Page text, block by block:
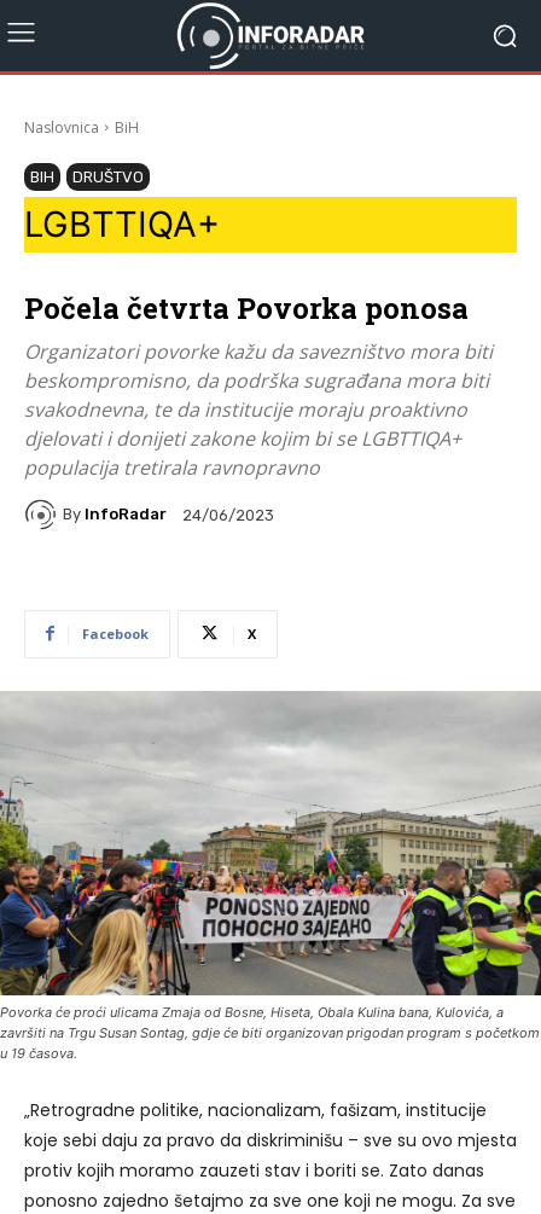
Naslovnica BiH
BIH DRUŠTVO
LGBTTIQA+
Počela četvrta Povorka ponosa
Organizatori povorke kažu da savezništvo mora biti
beskompromisno, da podrška sugrađana mora biti
svakodnevna, te da institucije moraju proaktivno
djelovati i donijeti zakone kojim bi se LGBTTIQA+
populacija tretirala ravnopravno
By InfoRadar 24/06/2023
Facebook X
Povorka će proći ulicama Zmaja od Bosne, Hiseta, Obala Kulina bana, Kulovića, a
završiti na Trgu Susan Sontag, gdje će biti organizovan prigodan program s početkom
u 19 časova.
„Retrogradne politike, nacionalizam, fašizam, institucije
koje sebi daju za pravo da diskriminišu – sve su ovo mjesta
protiv kojih moramo zauzeti stav i boriti se. Zato danas
ponosno zajedno šetajmo za sve one koji ne mogu. Za sve